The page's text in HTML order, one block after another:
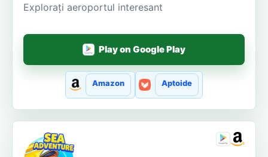
Explorați aeroportul interesant
Play on Google Play
Amazon Aptoide